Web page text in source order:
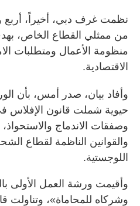
من ممثلي القطاع الخاص،
منظومة الأعمال ومتطلبات
الاقتصادية.
وأفاد بيان، صدر أمس، بأن
حيوية شملت قانون الإفلاس
وصفقات الاندماج
والقوانين الناظمة لقطاع
اللوجستية.
وأقيمت ورشة العمل الأولى
وشركاه للمحاماة»، وتناولت